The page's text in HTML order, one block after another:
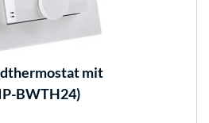
mit
BWTH24)